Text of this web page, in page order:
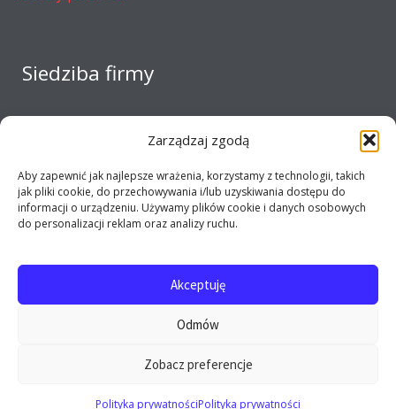
Zarządzaj zgodą
Aby zapewnić jak najlepsze wrażenia, korzystamy z technologii, takich
jak pliki cookie, do przechowywania i/lub uzyskiwania dostępu do
informacji o urządzeniu. Używamy plików cookie i danych osobowych
do personalizacji reklam oraz analizy ruchu.
Akceptuję
Odmów
Zobacz preferencje
Polityka prywatnościPolityka prywatności
Siedziba firmy
Copyright 2017 - 2026 E-opel24.pl - Firma MIJ © All